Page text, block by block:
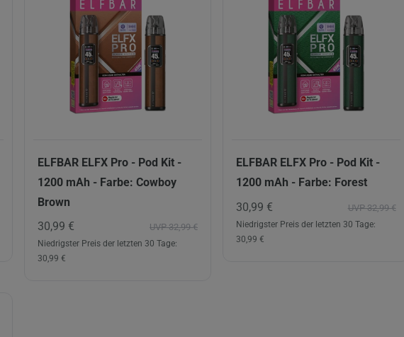
ELFBAR ELFX Pro - Pod Kit -
1200 mAh - Farbe: Cowboy
Brown
UVP 32,99 €
30,99 €
Niedrigster Preis der letzten 30 Tage:
30,99 €
ELFBAR ELFX Pro - Pod Kit -
1200 mAh - Farbe: Forest
UVP 32,99 €
30,99 €
Niedrigster Preis der letzten 30 Tage:
30,99 €